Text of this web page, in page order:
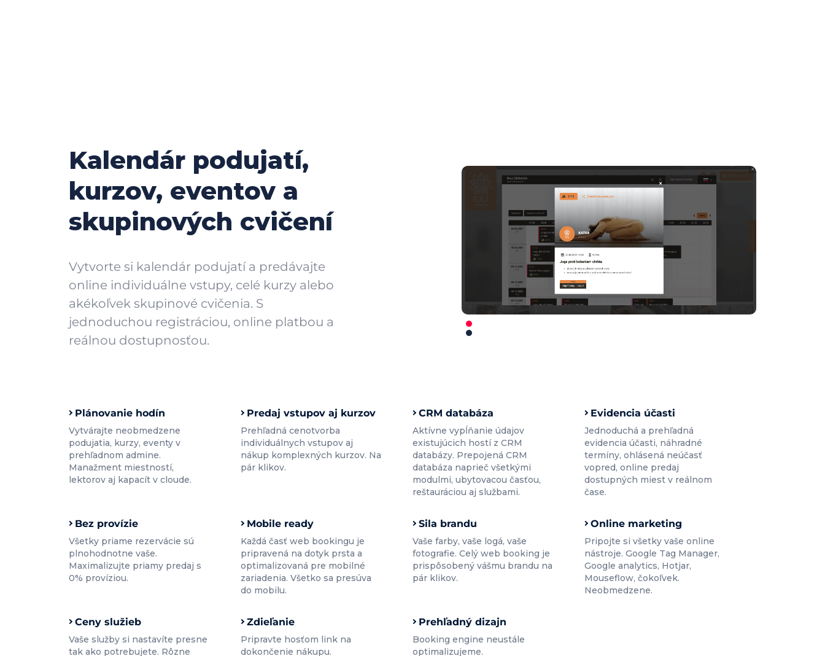
Kalendár podujatí,
kurzov, eventov a
skupinových cvičení
Vytvorte si kalendár podujatí a predávajte
online individuálne vstupy, celé kurzy alebo
akékoľvek skupinové cvičenia. S
jednoduchou registráciou, online platbou a
reálnou dostupnosťou.
Plánovanie hodín
Vytvárajte neobmedzene
podujatia, kurzy, eventy v
prehľadnom admine.
Manažment miestností,
lektorov aj kapacít v cloude.
Predaj vstupov aj kurzov
Prehľadná cenotvorba
individuálnych vstupov aj
nákup komplexných kurzov. Na
pár klikov.
CRM databáza
Aktívne vypĺňanie údajov
existujúcich hostí z CRM
databázy. Prepojená CRM
databáza naprieč všetkými
modulmi, ubytovacou časťou,
reštauráciou aj službami.
Evidencia účasti
Jednoduchá a prehľadná
evidencia účasti, náhradné
termíny, ohlásená neúčasť
vopred, online predaj
dostupných miest v reálnom
čase.
Bez provízie
Všetky priame rezervácie sú
plnohodnotne vaše.
Maximalizujte priamy predaj s
0% províziou.
Mobile ready
Každá časť web bookingu je
pripravená na dotyk prsta a
optimalizovaná pre mobilné
zariadenia. Všetko sa presúva
do mobilu.
Sila brandu
Vaše farby, vaše logá, vaše
fotografie. Celý web booking je
prispôsobený vášmu brandu na
pár klikov.
Online marketing
Pripojte si všetky vaše online
nástroje. Google Tag Manager,
Google analytics, Hotjar,
Mouseflow, čokoľvek.
Neobmedzene.
Ceny služieb
Vaše služby si nastavíte presne
tak ako potrebujete. Rôzne
Zdieľanie
Pripravte hosťom link na
dokončenie nákupu.
Prehľadný dizajn
Booking engine neustále
optimalizujeme.